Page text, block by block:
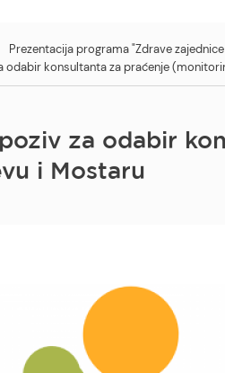
Prezentacija programa "Zdrave
odabir konsultanta za praćenje
za odabir
i Mostaru